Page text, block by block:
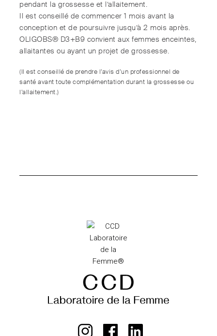
pendant la grossesse et l’allaitement.
Il est conseillé de commencer 1 mois avant la
conception et de poursuivre jusqu’à 2 mois après.
OLIGOBS® D3+B9 convient aux femmes enceintes,
allaitantes ou ayant un projet de grossesse.
(Il est conseillé de prendre l’avis d’un professionnel de
santé avant toute complémentation durant la grossesse ou
l’allaitement.)